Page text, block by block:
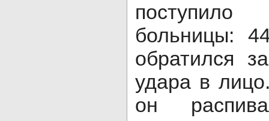
больницы:
обратился
удара в
он